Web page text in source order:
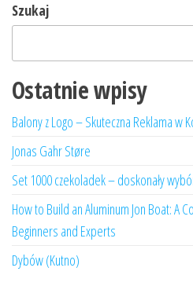
Szukaj
Ostatnie wpisy
Balony z Logo – Skuteczna Reklama w
Jonas Gahr Støre
Set 1000 czekoladek – doskonały
How to Build an Aluminum Jon Boat: A
Beginners and Experts
Dybów (Kutno)